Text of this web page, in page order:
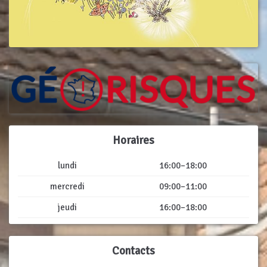
Horaires
lundi
16:00–18:00
mercredi
09:00–11:00
jeudi
16:00–18:00
Contacts